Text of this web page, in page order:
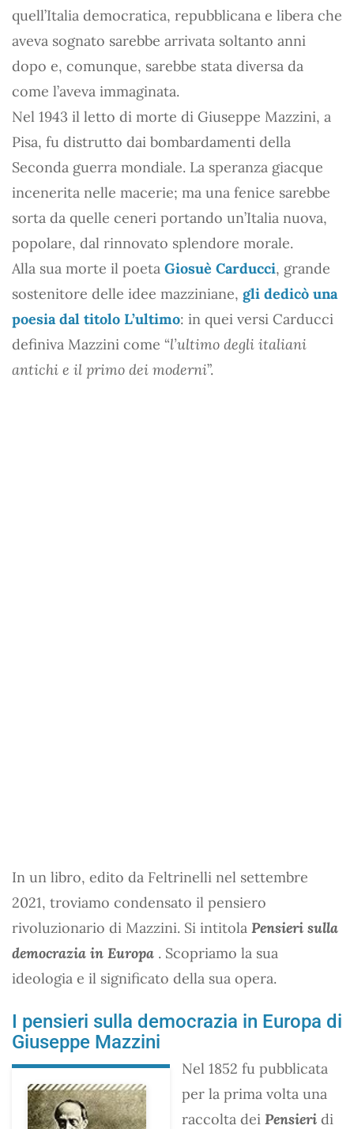
quell’Italia democratica, repubblicana e libera che
aveva sognato sarebbe arrivata soltanto anni
dopo e, comunque, sarebbe stata diversa da
come l’aveva immaginata.
Nel 1943 il letto di morte di Giuseppe Mazzini, a
Pisa, fu distrutto dai bombardamenti della
Seconda guerra mondiale. La speranza giacque
incenerita nelle macerie; ma una fenice sarebbe
sorta da quelle ceneri portando un’Italia nuova,
popolare, dal rinnovato splendore morale.
Alla sua morte il poeta Giosuè Carducci, grande
sostenitore delle idee mazziniane, gli dedicò una
poesia dal titolo L’ultimo: in quei versi Carducci
definiva Mazzini come “l’ultimo degli italiani
antichi e il primo dei moderni”.
In un libro, edito da Feltrinelli nel settembre
2021, troviamo condensato il pensiero
rivoluzionario di Mazzini. Si intitola Pensieri sulla
democrazia in Europa . Scopriamo la sua
ideologia e il significato della sua opera.
I pensieri sulla democrazia in Europa di
Giuseppe Mazzini
Nel 1852 fu pubblicata
per la prima volta una
raccolta dei Pensieri di